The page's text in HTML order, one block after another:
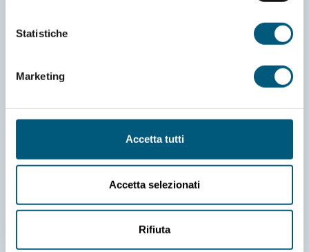
Statistiche
Marketing
Accetta tutti
Accetta selezionati
Rifiuta
Preferenze cookies
Amministrazione trasparente
Credits
Dichiarazione di accessibilità